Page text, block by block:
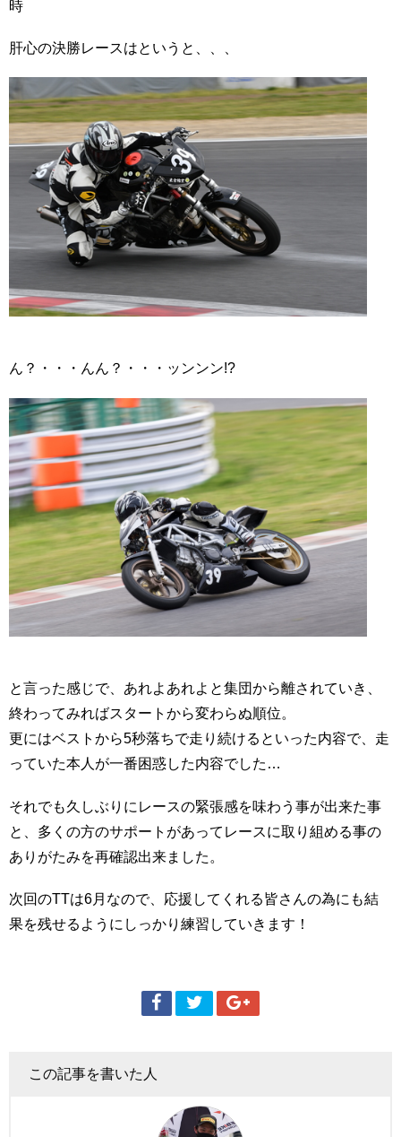
時
肝心の決勝レースはというと、、、
ん？・・・んん？・・・ッンンン!?
と言った感じで、あれよあれよと集団から離されていき、
終わってみればスタートから変わらぬ順位。
更にはベストから5秒落ちで走り続けるといった内容で、走
っていた本人が一番困惑した内容でした…
それでも久しぶりにレースの緊張感を味わう事が出来た事
と、多くの方のサポートがあってレースに取り組める事の
ありがたみを再確認出来ました。
次回のTTは6月なので、応援してくれる皆さんの為にも結
果を残せるようにしっかり練習していきます！
この記事を書いた人